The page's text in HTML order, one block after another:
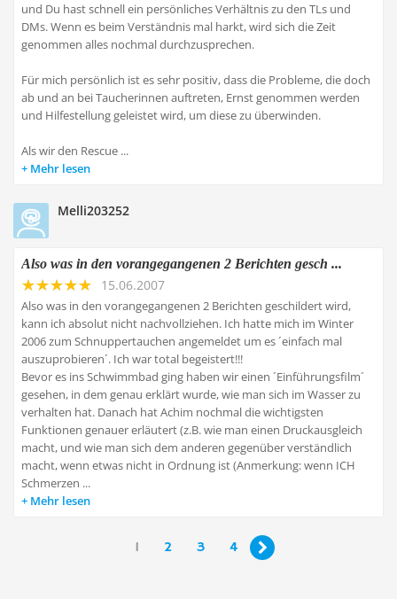
und Du hast schnell ein persönliches Verhältnis zu den TLs und
DMs. Wenn es beim Verständnis mal harkt, wird sich die Zeit
genommen alles nochmal durchzusprechen.
Für mich persönlich ist es sehr positiv, dass die Probleme, die doch
ab und an bei Taucherinnen auftreten, Ernst genommen werden
und Hilfestellung geleistet wird, um diese zu überwinden.
Als wir den Rescue ...
Mehr lesen
Melli203252
Also was in den vorangegangenen 2 Berichten gesch ...
15.06.2007
Also was in den vorangegangenen 2 Berichten geschildert wird,
kann ich absolut nicht nachvollziehen. Ich hatte mich im Winter
2006 zum Schnuppertauchen angemeldet um es ´einfach mal
auszuprobieren´. Ich war total begeistert!!!
Bevor es ins Schwimmbad ging haben wir einen ´Einführungsfilm´
gesehen, in dem genau erklärt wurde, wie man sich im Wasser zu
verhalten hat. Danach hat Achim nochmal die wichtigsten
Funktionen genauer erläutert (z.B. wie man einen Druckausgleich
macht, und wie man sich dem anderen gegenüber verständlich
macht, wenn etwas nicht in Ordnung ist (Anmerkung: wenn ICH
Schmerzen ...
Mehr lesen
1 2 3 4 